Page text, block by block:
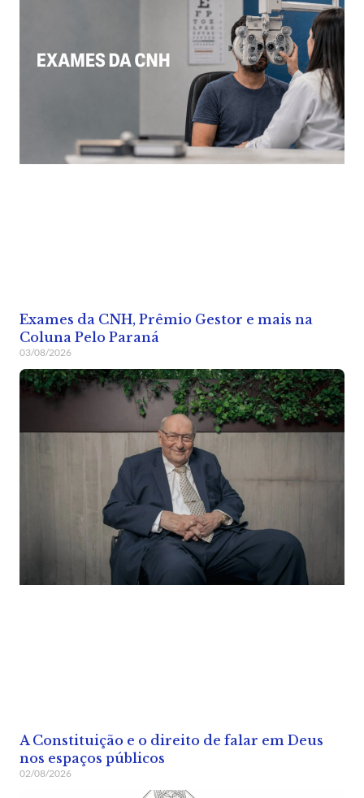
Exames da CNH, Prêmio Gestor e mais na
Coluna Pelo Paraná
03/08/2026
A Constituição e o direito de falar em Deus
nos espaços públicos
02/08/2026